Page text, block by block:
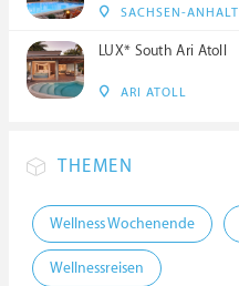
SACHSEN-ANHALT
LUX* South Ari Atoll
ARI ATOLL
THEMEN
Wellness Wochenende
Wellnessreisen